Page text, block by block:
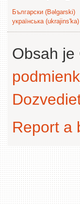
Български (Bəlgarski)
українська (ukrajins'ka)
Obsah
Report a